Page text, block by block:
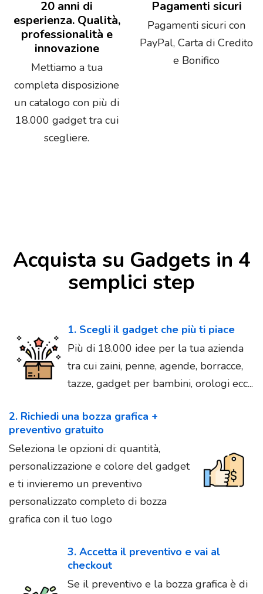
20 anni di
esperienza. Qualità,
professionalità e
innovazione
Mettiamo a tua
completa disposizione
un catalogo con più di
18.000 gadget tra cui
scegliere.
Pagamenti sicuri
Pagamenti sicuri con
PayPal, Carta di Credito
e Bonifico
Acquista su Gadgets in 4
semplici step
1. Scegli il gadget che più ti piace
Più di 18.000 idee per la tua azienda
tra cui zaini, penne, agende, borracce,
tazze, gadget per bambini, orologi ecc...
2. Richiedi una bozza grafica +
preventivo gratuito
Seleziona le opzioni di: quantità,
personalizzazione e colore del gadget
e ti invieremo un preventivo
personalizzato completo di bozza
grafica con il tuo logo
3. Accetta il preventivo e vai al
checkout
Se il preventivo e la bozza grafica è di